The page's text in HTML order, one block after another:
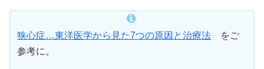
狭心症…東洋医学から見た7つの原因と治療法 をご
参考に。